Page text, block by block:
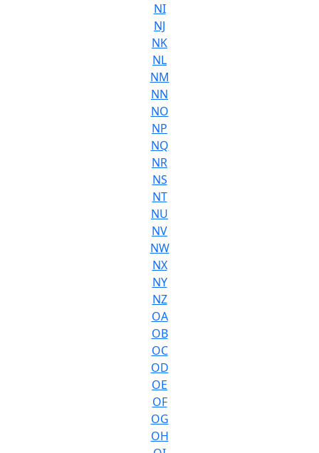
NI
NJ
NK
NL
NM
NN
NO
NP
NQ
NR
NS
NT
NU
NV
NW
NX
NY
NZ
OA
OB
OC
OD
OE
OF
OG
OH